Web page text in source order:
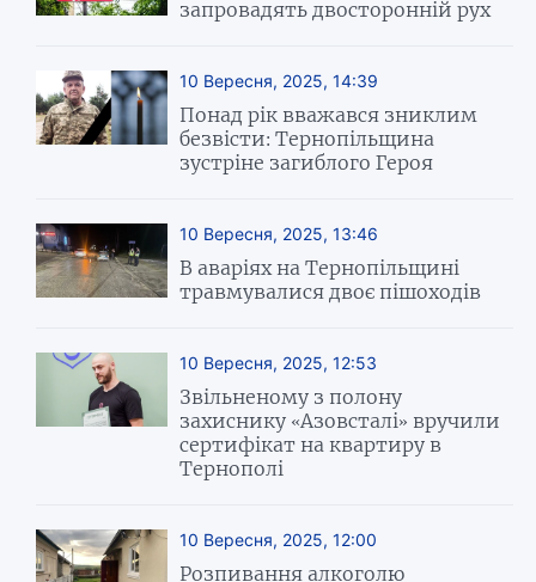
запровадять двосторонній рух
10 Вересня, 2025, 14:39
Понад рік вважався зниклим
безвісти: Тернопільщина
зустріне загиблого Героя
10 Вересня, 2025, 13:46
В аваріях на Тернопільщині
травмувалися двоє пішоходів
10 Вересня, 2025, 12:53
Звільненому з полону
захиснику «Азовсталі» вручили
сертифікат на квартиру в
Тернополі
10 Вересня, 2025, 12:00
Розпивання алкоголю